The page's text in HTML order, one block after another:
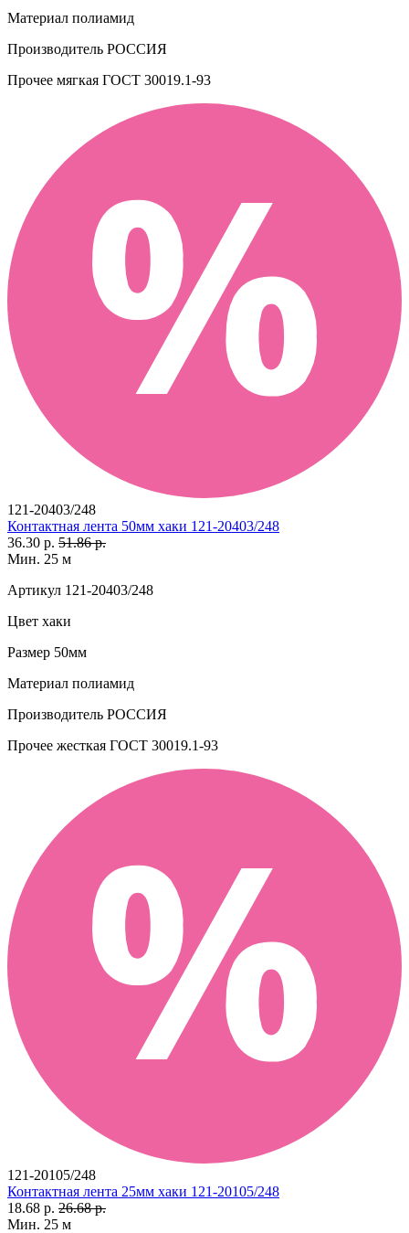
Материал полиамид
Производитель РОССИЯ
Прочее мягкая ГОСТ 30019.1-93
121-20403/248
Контактная лента 50мм хаки 121-20403/248
36.30 р. 51.86 р.
Мин. 25 м
Артикул 121-20403/248
Цвет хаки
Размер 50мм
Материал полиамид
Производитель РОССИЯ
Прочее жесткая ГОСТ 30019.1-93
121-20105/248
Контактная лента 25мм хаки 121-20105/248
18.68 р. 26.68 р.
Мин. 25 м